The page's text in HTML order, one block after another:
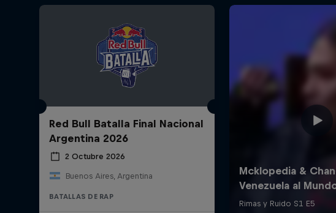
Red Bull Batalla Final Nacional
Argentina 2026
2 Octubre 2026
Buenos Aires, Argentina
BATALLAS DE RAP